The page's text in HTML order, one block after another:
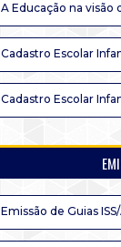
A Educação na visão
Cadastro Escolar
Cadastro Escolar
Emissão de Guias